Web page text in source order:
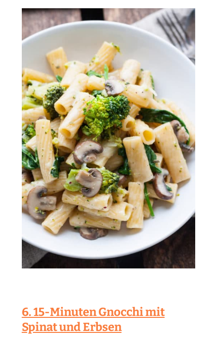
6. 15-Minuten Gnocchi mit
Spinat und Erbsen